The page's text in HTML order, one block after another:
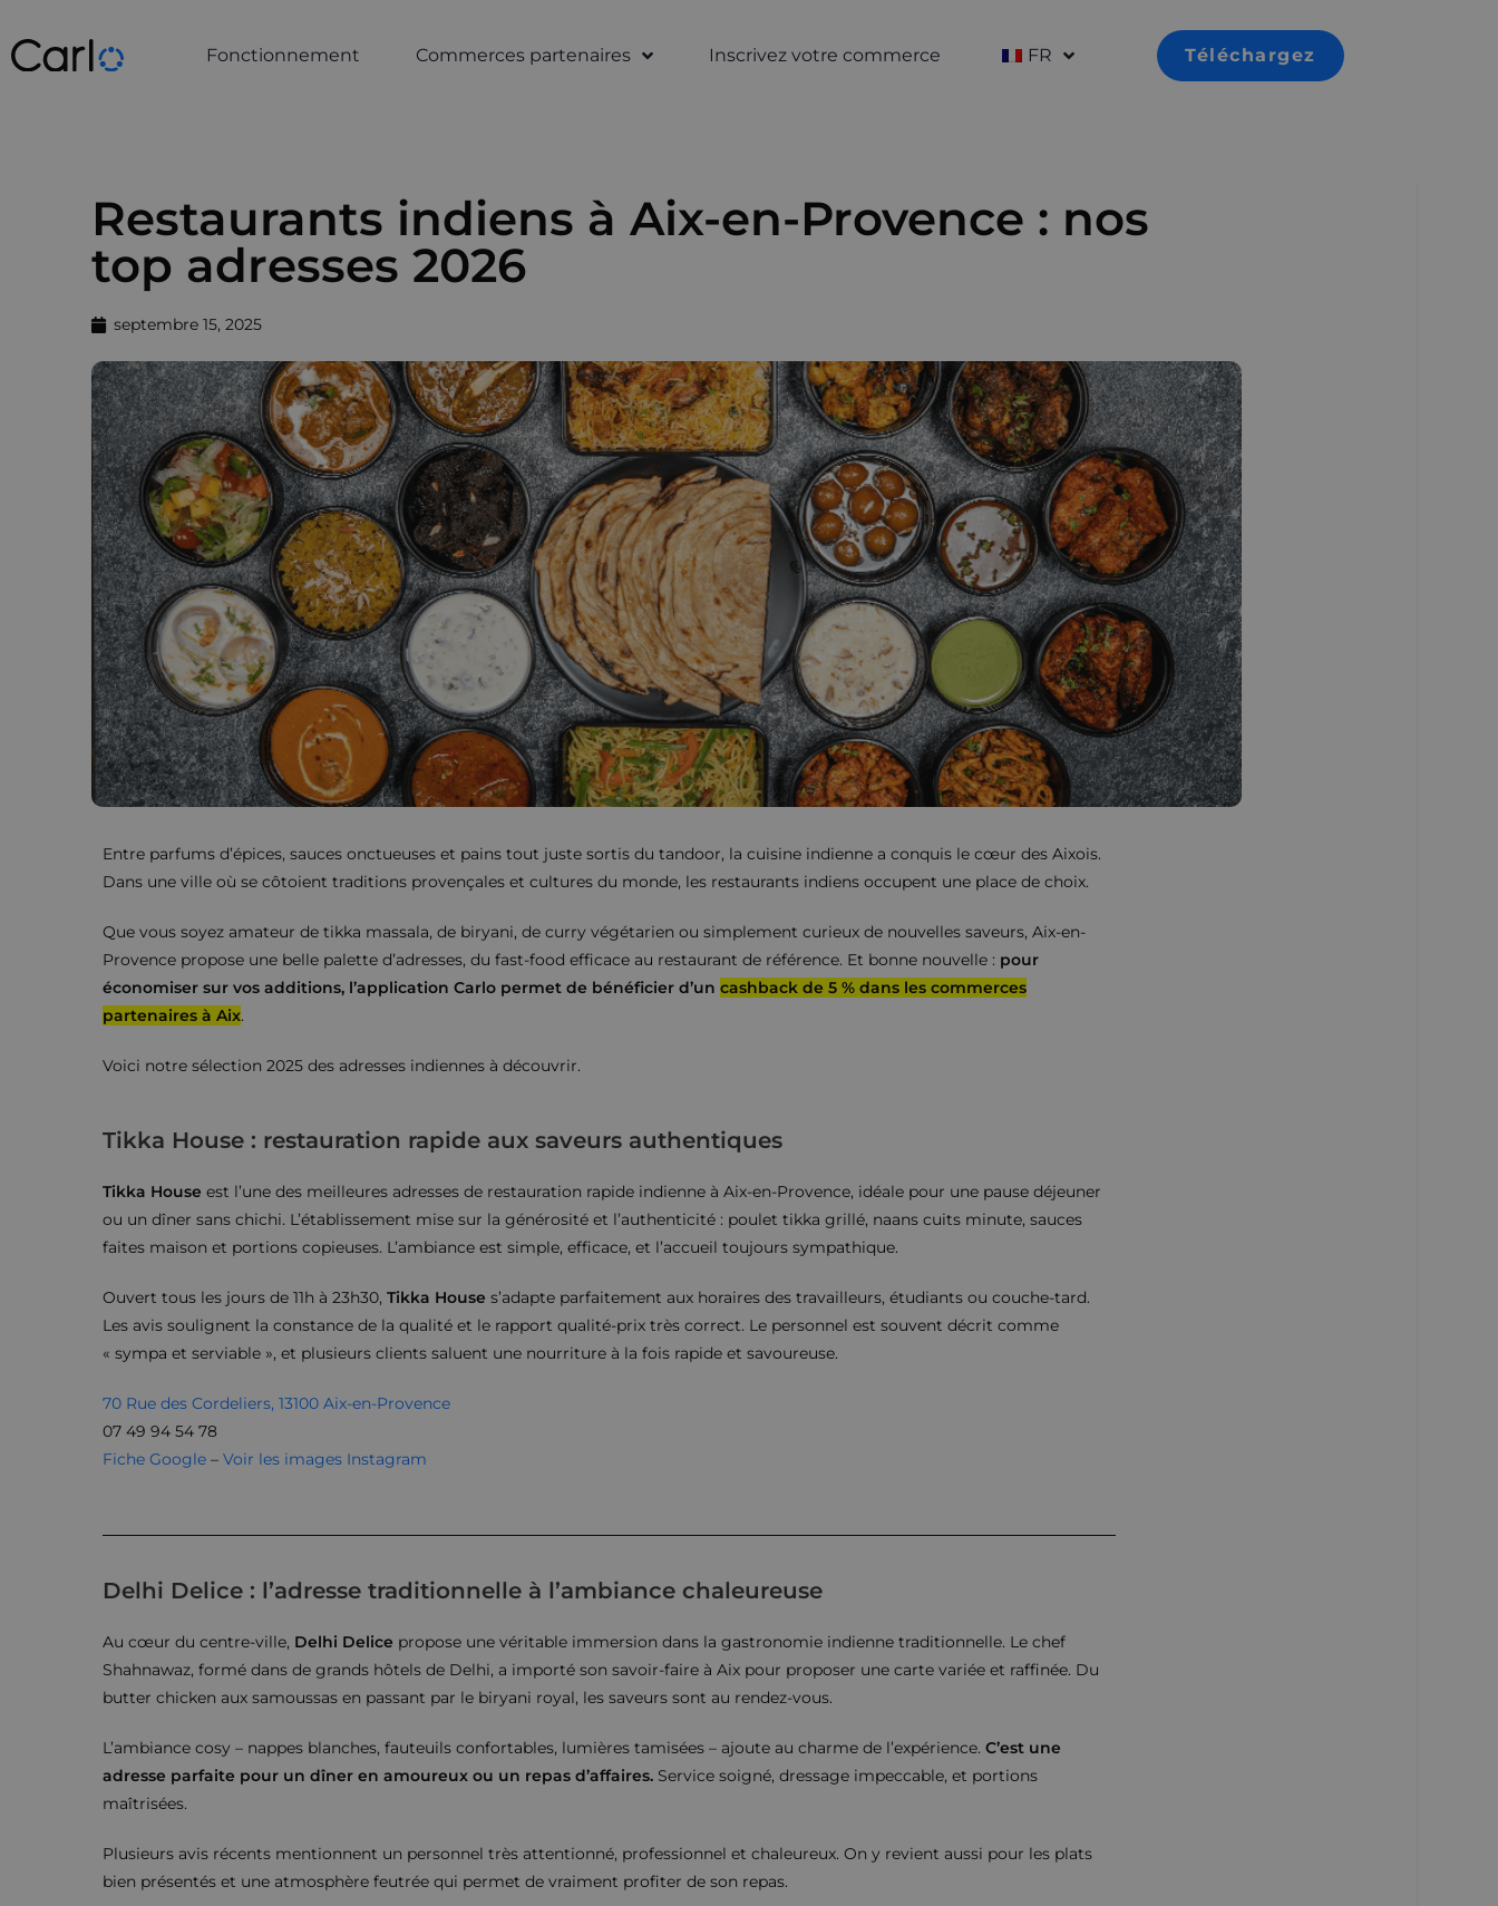
Fonctionnement Commerces partenaires Inscrivez votre commerce FR Téléchargez
Restaurants indiens à Aix-en-Provence : nos
top adresses 2026
septembre 15, 2025
Entre parfums d’épices, sauces onctueuses et pains tout juste sortis du tandoor, la cuisine indienne a conquis le cœur des Aixois.
Dans une ville où se côtoient traditions provençales et cultures du monde, les restaurants indiens occupent une place de choix.
Que vous soyez amateur de tikka massala, de biryani, de curry végétarien ou simplement curieux de nouvelles saveurs, Aix-en-
Provence propose une belle palette d’adresses, du fast-food efficace au restaurant de référence. Et bonne nouvelle : pour
économiser sur vos additions, l’application Carlo permet de bénéficier d’un cashback de 5 % dans les commerces
partenaires à Aix.
Voici notre sélection 2025 des adresses indiennes à découvrir.
Tikka House : restauration rapide aux saveurs authentiques
Tikka House est l’une des meilleures adresses de restauration rapide indienne à Aix-en-Provence, idéale pour une pause déjeuner
ou un dîner sans chichi. L’établissement mise sur la générosité et l’authenticité : poulet tikka grillé, naans cuits minute, sauces
faites maison et portions copieuses. L’ambiance est simple, efficace, et l’accueil toujours sympathique.
Ouvert tous les jours de 11h à 23h30, Tikka House s’adapte parfaitement aux horaires des travailleurs, étudiants ou couche-tard.
Les avis soulignent la constance de la qualité et le rapport qualité-prix très correct. Le personnel est souvent décrit comme
« sympa et serviable », et plusieurs clients saluent une nourriture à la fois rapide et savoureuse.
70 Rue des Cordeliers, 13100 Aix-en-Provence
07 49 94 54 78
Fiche Google – Voir les images Instagram
Delhi Delice : l’adresse traditionnelle à l’ambiance chaleureuse
Au cœur du centre-ville, Delhi Delice propose une véritable immersion dans la gastronomie indienne traditionnelle. Le chef
Shahnawaz, formé dans de grands hôtels de Delhi, a importé son savoir-faire à Aix pour proposer une carte variée et raffinée. Du
butter chicken aux samoussas en passant par le biryani royal, les saveurs sont au rendez-vous.
L’ambiance cosy – nappes blanches, fauteuils confortables, lumières tamisées – ajoute au charme de l’expérience. C’est une
adresse parfaite pour un dîner en amoureux ou un repas d’affaires. Service soigné, dressage impeccable, et portions
maîtrisées.
Plusieurs avis récents mentionnent un personnel très attentionné, professionnel et chaleureux. On y revient aussi pour les plats
bien présentés et une atmosphère feutrée qui permet de vraiment profiter de son repas.